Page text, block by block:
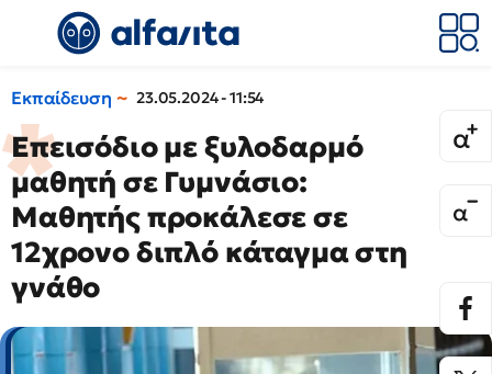
Εκπαίδευση 23.05.2024 - 11:54
Επεισόδιο με ξυλοδαρμό
μαθητή σε Γυμνάσιο:
Μαθητής προκάλεσε σε
12χρονο διπλό κάταγμα στη
γνάθο